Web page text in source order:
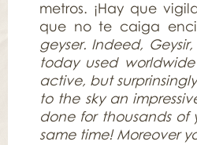
metros. ¡Hay que
que no te caiga
geyser. Indeed,
today used
active, but
to the sky an
done for thousands of
same time! Moreover